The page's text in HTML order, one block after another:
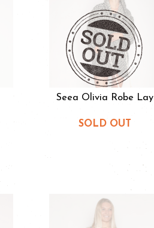
Seea Olivia Robe Lay
SOLD OUT